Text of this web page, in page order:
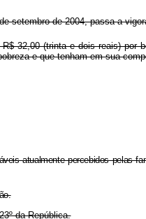
setembro de 2004, passa a
32,00 (trinta e dois reais) por
e que tenham em sua
atualmente percebidos pelas
da República.